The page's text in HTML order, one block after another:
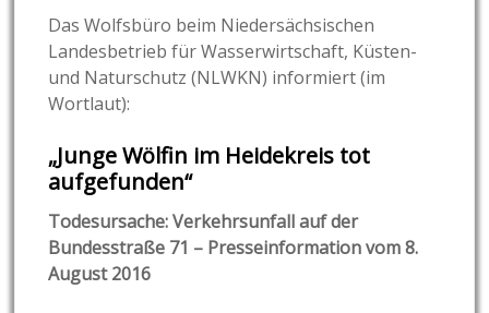
Das Wolfsbüro beim Niedersächsischen
Landesbetrieb für Wasserwirtschaft, Küsten-
und Naturschutz (NLWKN) informiert (im
Wortlaut):
„Junge Wölfin im Heidekreis tot
aufgefunden“
Todesursache: Verkehrsunfall auf der
Bundesstraße 71 – Presseinformation vom 8.
August 2016